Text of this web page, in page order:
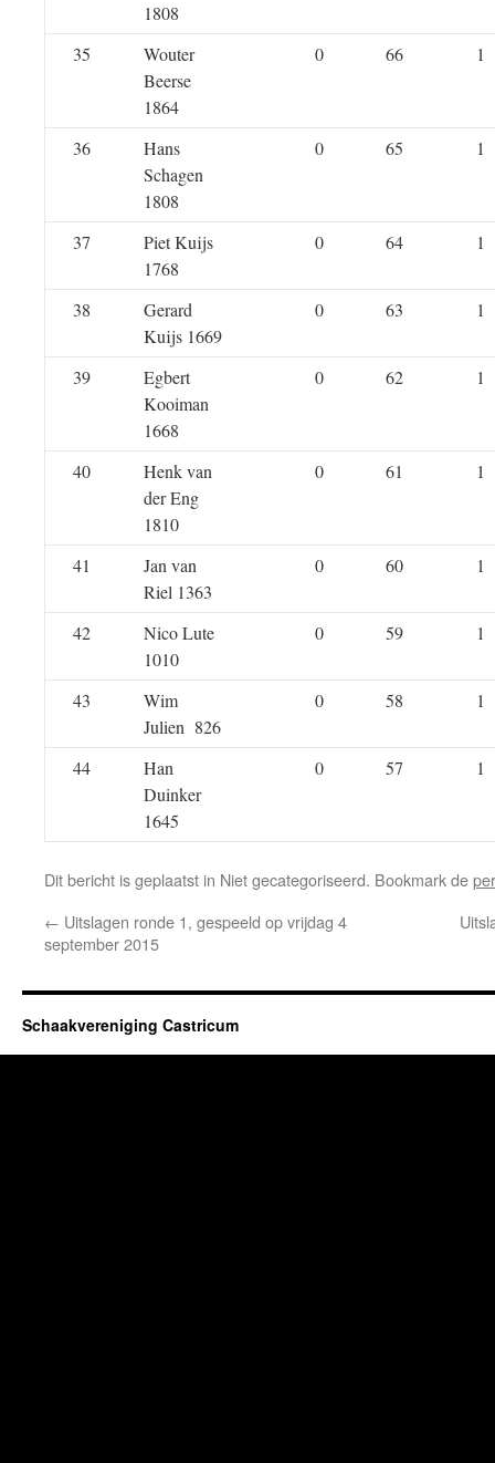
1808
35
Wouter
Beerse
1864
0 66 1
36
Hans
Schagen
1808
0 65 1
37
Piet Kuijs
1768
0 64 1
38
Gerard
Kuijs 1669
0 63 1
39
Egbert
Kooiman
1668
0 62 1
40
Henk van
der Eng
1810
0 61 1
41
Jan van
Riel 1363
0 60 1
42
Nico Lute
1010
0 59 1
43
Wim
Julien 826
0 58 1
44
Han
Duinker
1645
0 57 1
Dit bericht is geplaatst in Niet gecategoriseerd. Bookmark de
← Uitslagen ronde 1, gespeeld op vrijdag 4
september 2015
Schaakvereniging Castricum